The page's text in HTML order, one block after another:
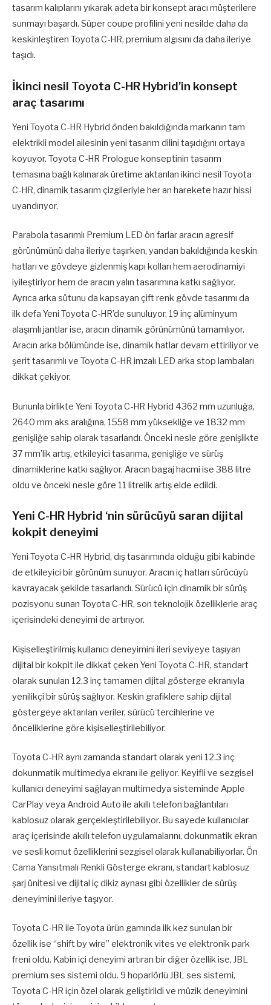
tasarım kalıplarını yıkarak adeta bir konsept aracı müşterilere
sunmayı başardı. Süper coupe profilini yeni nesilde daha da
keskinleştiren Toyota C-HR, premium algısını da daha ileriye
taşıdı.
İkinci nesil Toyota C-HR Hybrid’in konsept
araç tasarımı
Yeni Toyota C-HR Hybrid önden bakıldığında markanın tam
elektrikli model ailesinin yeni tasarım dilini taşıdığını ortaya
koyuyor. Toyota C-HR Prologue konseptinin tasarım
temasına bağlı kalınarak üretime aktarılan ikinci nesil Toyota
C-HR, dinamik tasarım çizgileriyle her an harekete hazır hissi
uyandırıyor.
Parabola tasarımlı Premium LED ön farlar aracın agresif
görünümünü daha ileriye taşırken, yandan bakıldığında keskin
hatları ve gövdeye gizlenmiş kapı kolları hem aerodinamiyi
iyileştiriyor hem de aracın yalın tasarımına katkı sağlıyor.
Ayrıca arka sütunu da kapsayan çift renk gövde tasarımı da
ilk defa Yeni Toyota C-HR’de sunuluyor. 19 inç alüminyum
alaşımlı jantlar ise, aracın dinamik görünümünü tamamlıyor.
Aracın arka bölümünde ise, dinamik hatlar devam ettiriliyor ve
şerit tasarımlı ve Toyota C-HR imzalı LED arka stop lambaları
dikkat çekiyor.
Bununla birlikte Yeni Toyota C-HR Hybrid 4362 mm uzunluğa,
2640 mm aks aralığına, 1558 mm yüksekliğe ve 1832 mm
genişliğe sahip olarak tasarlandı. Önceki nesle göre genişlikte
37 mm’lik artış, etkileyici tasarıma, genişliğe ve sürüş
dinamiklerine katkı sağlıyor. Aracın bagaj hacmi ise 388 litre
oldu ve önceki nesle göre 11 litrelik artış elde edildi.
Yeni C-HR Hybrid ‘nin sürücüyü saran dijital
kokpit deneyimi
Yeni Toyota C-HR Hybrid, dış tasarımında olduğu gibi kabinde
de etkileyici bir görünüm sunuyor. Aracın iç hatları sürücüyü
kavrayacak şekilde tasarlandı. Sürücü için dinamik bir sürüş
pozisyonu sunan Toyota C-HR, son teknolojik özelliklerle araç
içerisindeki deneyimi de artırıyor.
Kişiselleştirilmiş kullanıcı deneyimini ileri seviyeye taşıyan
dijital bir kokpit ile dikkat çeken Yeni Toyota C-HR, standart
olarak sunulan 12.3 inç tamamen dijital gösterge ekranıyla
yenilikçi bir sürüş sağlıyor. Keskin grafiklere sahip dijital
göstergeye aktarılan veriler, sürücü tercihlerine ve
önceliklerine göre kişiselleştirilebiliyor.
Toyota C-HR aynı zamanda standart olarak yeni 12.3 inç
dokunmatik multimedya ekranı ile geliyor. Keyifli ve sezgisel
kullanıcı deneyimi sağlayan multimedya sisteminde Apple
CarPlay veya Android Auto ile akıllı telefon bağlantıları
kablosuz olarak gerçekleştirilebiliyor. Bu sayede kullanıcılar
araç içerisinde akıllı telefon uygulamalarını, dokunmatik ekran
ve sesli komut özelliklerini sezgisel olarak kullanabiliyorlar. Ön
Cama Yansıtmalı Renkli Gösterge ekranı, standart kablosuz
şarj ünitesi ve dijital iç dikiz aynası gibi özellikler de sürüş
deneyimini ileriye taşıyor.
Toyota C-HR ile Toyota ürün gamında ilk kez sunulan bir
özellik ise “shift by wire” elektronik vites ve elektronik park
freni oldu. Kabin içi deneyimi artıran bir diğer özellik ise, JBL
premium ses sistemi oldu. 9 hoparlörlü JBL ses sistemi,
Toyota C-HR için özel olarak geliştirildi ve müzik deneyimini